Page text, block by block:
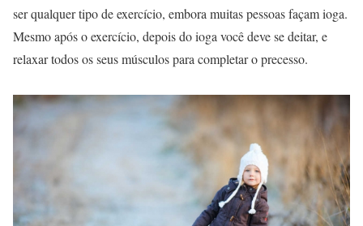
ser qualquer tipo de exercício, embora muitas pessoas façam ioga.
Mesmo após o exercício, depois do ioga você deve se deitar, e
relaxar todos os seus músculos para completar o precesso.